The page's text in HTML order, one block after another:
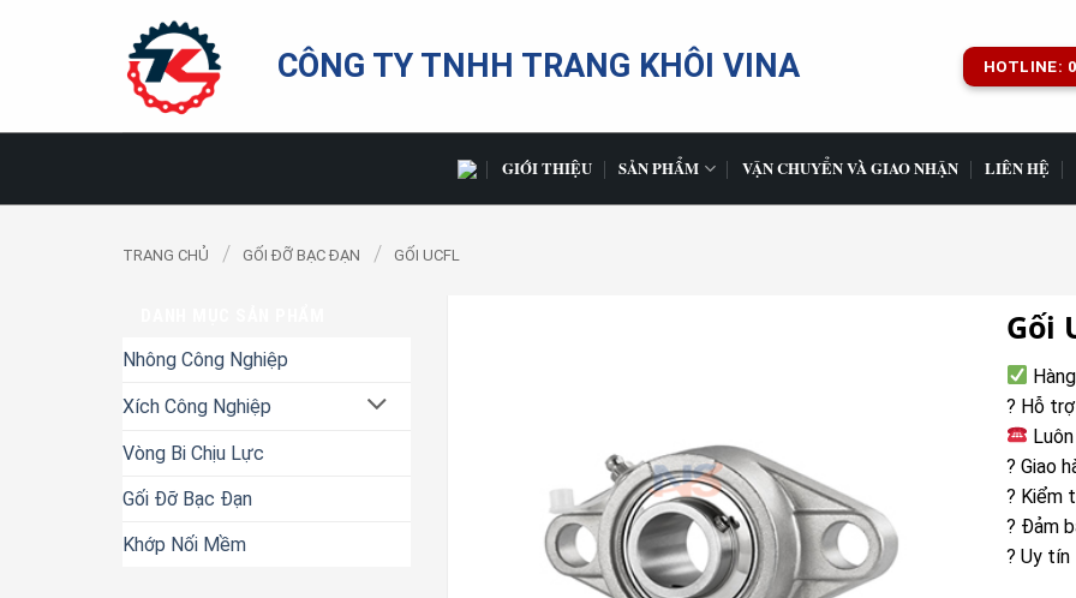
CÔNG TY TNHH TRANG KHÔI VINA HOTLINE:
GIỚI THIỆU SẢN PHẨM VẬN CHUYỂN VÀ GIAO NHẬN LIÊN HỆ
TRANG CHỦ / GỐI ĐỠ BẠC ĐẠN / GỐI UCFL
Nhông Công Nghiệp
Xích Công Nghiệp
Vòng Bi Chịu Lực
Gối Đỡ Bạc Đạn
Khớp Nối Mềm
Gối
? Hỗ
? Giao
? Kiểm
? Đảm
? Uy tín